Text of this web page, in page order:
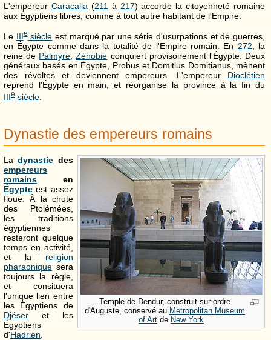
L'empereur Caracalla (211 à 217) accorde la citoyenneté romaine
aux Égyptiens libres, comme à tout autre habitant de l'Empire.
Le IIIesiècle est marqué par une série d'usurpations et de guerres,
en Égypte comme dans la totalité de l'Empire romain. En 272 , la
reine de Palmyre ,Zénobie conquiert provisoirement l'Égypte. Deux
généraux basés en Égypte, Probus et Domitius Domitianus, mènent
des révoltes et deviennent empereurs. L'empereur Dioclétien
reprend l'Égypte en main, et réorganise la province à la fin du
IIIe siècle
Dynastie des empereurs romains
Temple de Dendur, construit sur ordre
d'Auguste, conservé au Metropolitan Museum
of Art de New York
Ladynastie des
empereurs
romains en
Égypte est assez
floue. À la chute
des Ptolémées,
les traditions
égyptiennes
resteront quelque
temps en activité,
et la religion
pharaonique sera
toujours la règle,
et consituera
l'unique lien entre
les Égyptiens de
Djéser et les
Égyptiens
d'Hadrien